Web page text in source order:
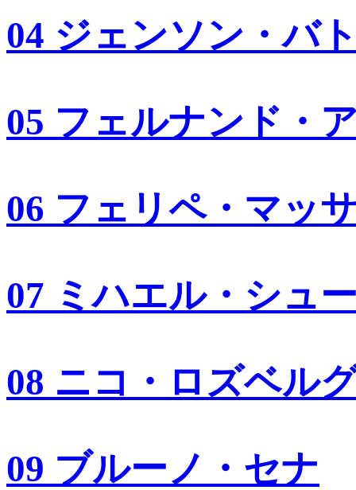
04 ジェンソン・バ
05 フェルナンド・
06 フェリペ・マッ
07 ミハエル・シュ
08 ニコ・ロズベル
09 ブルーノ・セナ